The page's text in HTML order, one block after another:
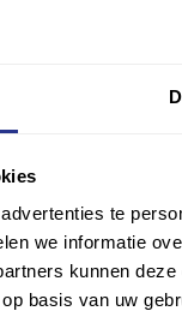
te
we informatie
kunnen
basis van uw